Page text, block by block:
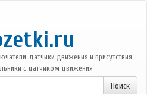
датчики движения и присутствия,
с датчиком движения